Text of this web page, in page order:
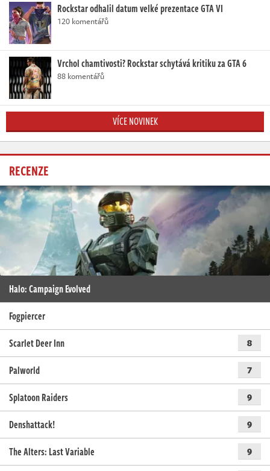
Rockstar odhalil datum velké prezentace GTA VI
120 komentářů
Vrchol chamtivosti? Rockstar schytává kritiku za GTA 6
88 komentářů
VÍCE NOVINEK
RECENZE
Halo: Campaign Evolved
Fogpiercer
Scarlet Deer Inn
8
Palworld 7
Splatoon Raiders 9
Denshattack! 9
The Alters: Last Variable 9